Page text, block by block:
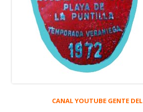
CANAL YOUTUBE GENTE